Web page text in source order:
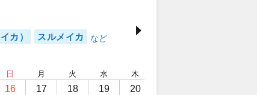
カ） スルメイカ
日
16
月
17
火
18
水
19
木
20